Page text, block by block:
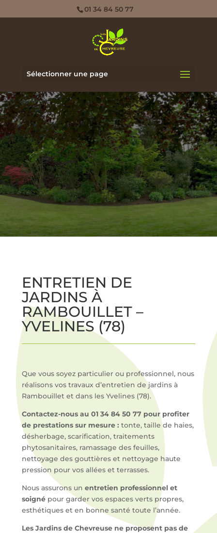
01 34 84 50 77
Sélectionner une page
ENTRETIEN
RAMBOUILLET EN
YVELINES (78)
ENTRETIEN DE
JARDINS À
RAMBOUILLET –
YVELINES (78)
Que vous soyez particulier ou professionnel, nous
réalisons vos travaux d’entretien de jardins à
Rambouillet et dans les Yvelines (78).
Contactez-nous au 01 34 84 50 77 pour profiter
de prestations sur mesure : tonte, taille de haies,
désherbage, scarification, traitements
phytosanitaires, ramassage des feuilles,
nettoyage des gouttières et nettoyage haute
pression pour vos allées et terrasses.
Nous assurons un entretien professionnel et
soignépour garder vos espaces verts propres,
esthétiques et en bonne santé toute l’année.
Les Jardins de Chevreuse ne proposent pas de